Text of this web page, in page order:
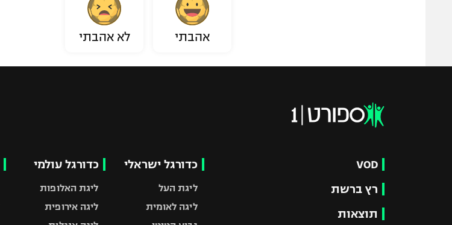
אהבתי לא אהבתי
VOD
רץ ברשת
תוצאות
כדורגל ישראלי
ליגת העל
ליגה לאומית
כדורגל עולמי
ליגת האלופות
ליגה אירופית